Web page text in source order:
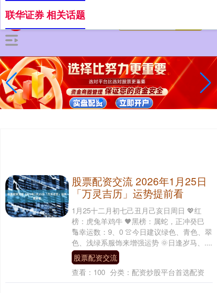
联华证券 相关话题
股票配资交流 2026年1月25日
「万灵吉历」运势提前看
1月25十二月初七己丑月己亥日周日 💖红
榜：虎兔羊鸡牛 🖤黑榜：属蛇，正冲癸巳
🔢幸运数：9、0 👚今日建议绿色、青色、翠
色、浅绿系服饰来增强运势 🌞日逢岁马、....
股票配资交流
查看： 100 分类： 配资炒股平台首选配资